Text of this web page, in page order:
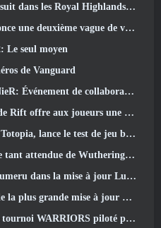
Highlands avec la mise à jour d'aujourd'hui
vague de ventes de billets pour l'ExileCon
Le seul moyen
de Vanguard
de collaboration sur les automates
de gagner jusqu'à 4000 Crédits et un nouveau titre
lance le test de jeu bêta fermé
Waves Cyberpunk: Crossover Edgerunners
dans la mise à jour Luna VII
de Path Of Exile II à ce jour, Le retour des anciens
piloté par la communauté